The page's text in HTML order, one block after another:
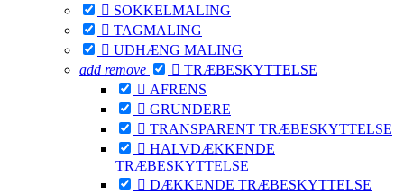
 SOKKELMALING
 TAGMALING
 UDHÆNG MALING
add remove  TRÆBESKYTTELSE
 AFRENS
 GRUNDERE
 TRANSPARENT TRÆBESKYTTELSE
 HALVDÆKKENDE
TRÆBESKYTTELSE
 DÆKKENDE TRÆBESKYTTELSE